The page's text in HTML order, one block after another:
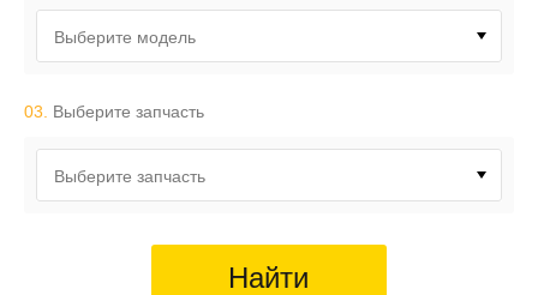
Выберите модель
03. Выберите запчасть
Выберите запчасть
Найти